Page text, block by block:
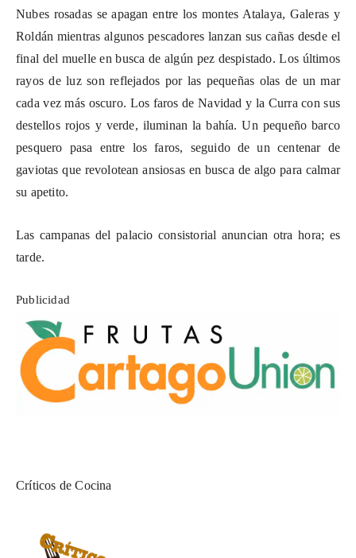
Nubes rosadas se apagan entre los montes Atalaya, Galeras y
Roldán mientras algunos pescadores lanzan sus cañas desde el
final del muelle en busca de algún pez despistado. Los últimos
rayos de luz son reflejados por las pequeñas olas de un mar
cada vez más oscuro. Los faros de Navidad y la Curra con sus
destellos rojos y verde, iluminan la bahía. Un pequeño barco
pesquero pasa entre los faros, seguido de un centenar de
gaviotas que revolotean ansiosas en busca de algo para calmar
su apetito.
Las campanas del palacio consistorial anuncian otra hora; es
tarde.
Publicidad
Críticos de Cocina